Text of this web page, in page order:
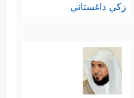
زكي داغستاني